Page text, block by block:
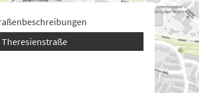
Theresienstraße